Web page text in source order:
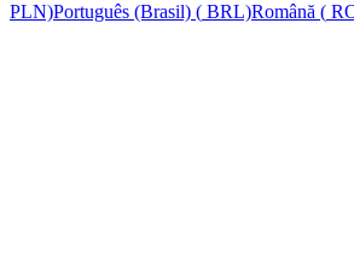
PLN)Português (Brasil) ( BRL)Română (